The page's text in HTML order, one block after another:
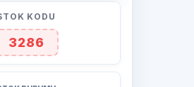
KODU
3286